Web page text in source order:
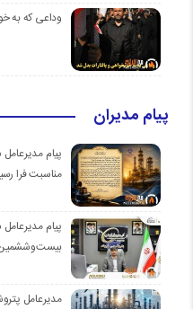
وداعی که به
پیام مدیران
پیام
مناسبت فرا
پیام
بیست‌و‌ششمین
مدیرعامل